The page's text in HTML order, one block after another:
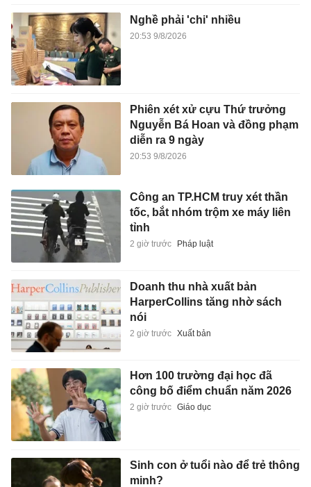
Nghề phải 'chi' nhiều
20:53 9/8/2026
Phiên xét xử cựu Thứ trưởng
Nguyễn Bá Hoan và đồng phạm
diễn ra 9 ngày
20:53 9/8/2026
Công an TP.HCM truy xét thần
tốc, bắt nhóm trộm xe máy liên
tỉnh
2 giờ trước Pháp luật
Doanh thu nhà xuất bản
HarperCollins tăng nhờ sách
nói
2 giờ trước Xuất bản
Hơn 100 trường đại học đã
công bố điểm chuẩn năm 2026
2 giờ trước Giáo dục
Sinh con ở tuổi nào để trẻ thông
minh?